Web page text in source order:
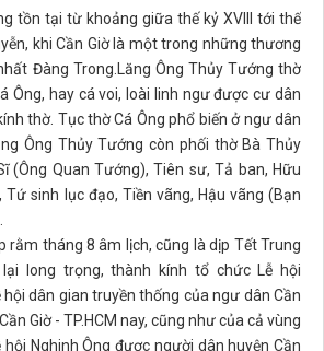
tồn tại từ khoảng giữa thế kỷ XVIII tới thế
khi Cần Giờ là một trong những thương
Đàng Trong.Lăng Ông Thủy Tướng thờ
Ông, hay cá voi, loài linh ngư được cư dân
thờ. Tục thờ Cá Ông phổ biến ở ngư dân
Ông Thủy Tướng còn phối thờ Bà Thủy
(Ông Quan Tướng), Tiên sư, Tả ban, Hữu
Tứ sinh lục đạo, Tiền vãng, Hậu vãng (Bạn
rằm tháng 8 âm lịch, cũng là dịp Tết Trung
lại long trọng, thành kính tổ chức Lễ hội
hội dân gian truyền thống của ngư dân Cần
Giờ - TP.HCM nay, cũng như của cả vùng
hội Nghinh Ông được người dân huyện Cần